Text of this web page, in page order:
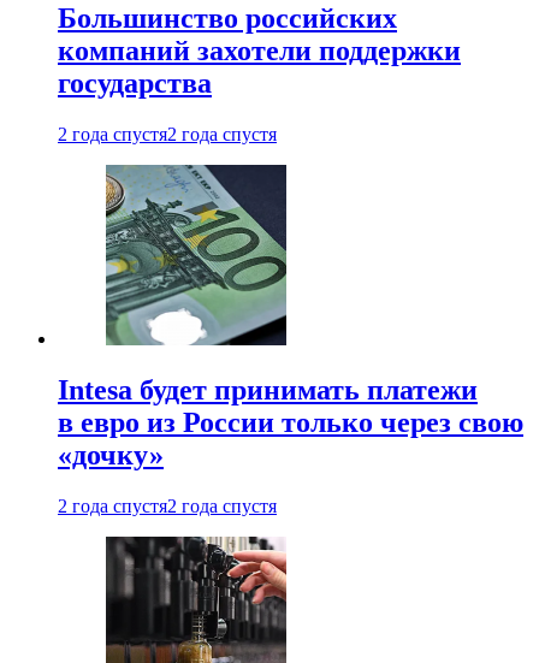
Большинство российских
компаний захотели поддержки
государства
2 года спустя2 года спустя
Intesa будет принимать платежи
в евро из России только через свою
«дочку»
2 года спустя2 года спустя